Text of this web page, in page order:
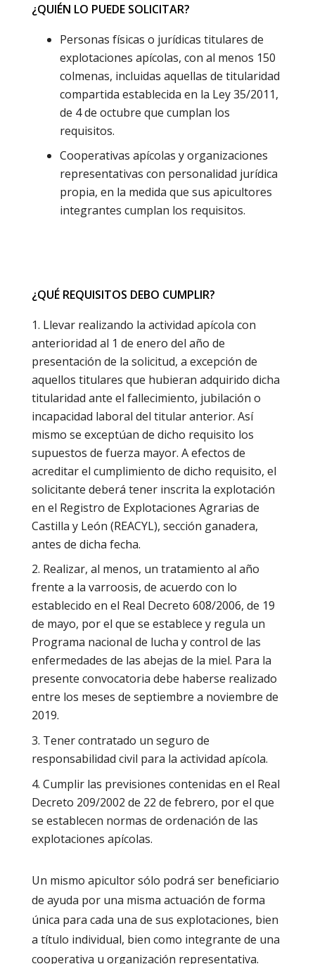
¿QUIÉN LO PUEDE SOLICITAR?
Personas físicas o jurídicas titulares de
explotaciones apícolas, con al menos 150
colmenas, incluidas aquellas de titularidad
compartida establecida en la Ley 35/2011,
de 4 de octubre que cumplan los
requisitos.
Cooperativas apícolas y organizaciones
representativas con personalidad jurídica
propia, en la medida que sus apicultores
integrantes cumplan los requisitos.
¿QUÉ REQUISITOS DEBO CUMPLIR?
Llevar realizando la actividad apícola con
anterioridad al 1 de enero del año de
presentación de la solicitud, a excepción de
aquellos titulares que hubieran adquirido dicha
titularidad ante el fallecimiento, jubilación o
incapacidad laboral del titular anterior. Así
mismo se exceptúan de dicho requisito los
supuestos de fuerza mayor. A efectos de
acreditar el cumplimiento de dicho requisito, el
solicitante deberá tener inscrita la explotación
en el Registro de Explotaciones Agrarias de
Castilla y León (REACYL), sección ganadera,
antes de dicha fecha.
Realizar, al menos, un tratamiento al año
frente a la varroosis, de acuerdo con lo
establecido en el Real Decreto 608/2006, de 19
de mayo, por el que se establece y regula un
Programa nacional de lucha y control de las
enfermedades de las abejas de la miel. Para la
presente convocatoria debe haberse realizado
entre los meses de septiembre a noviembre de
2019.
Tener contratado un seguro de
responsabilidad civil para la actividad apícola.
Cumplir las previsiones contenidas en el Real
Decreto 209/2002 de 22 de febrero, por el que
se establecen normas de ordenación de las
explotaciones apícolas.
Un mismo apicultor sólo podrá ser beneficiario
de ayuda por una misma actuación de forma
única para cada una de sus explotaciones, bien
a título individual, bien como integrante de una
cooperativa u organización representativa.